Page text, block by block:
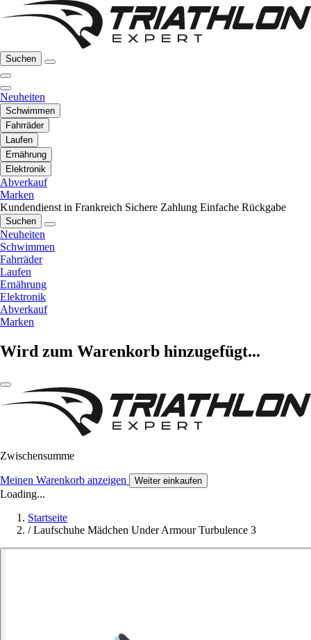
Suchen
Neuheiten
Schwimmen
Fahrräder
Laufen
Ernährung
Elektronik
Abverkauf
Marken
Kundendienst in Frankreich Sichere Zahlung Einfache Rückgabe
Suchen
Neuheiten
Schwimmen
Fahrräder
Laufen
Ernährung
Elektronik
Abverkauf
Marken
Wird zum Warenkorb hinzugefügt...
Zwischensumme
Meinen Warenkorb anzeigen Weiter einkaufen
Loading...
Startseite
/ Laufschuhe Mädchen Under Armour Turbulence 3